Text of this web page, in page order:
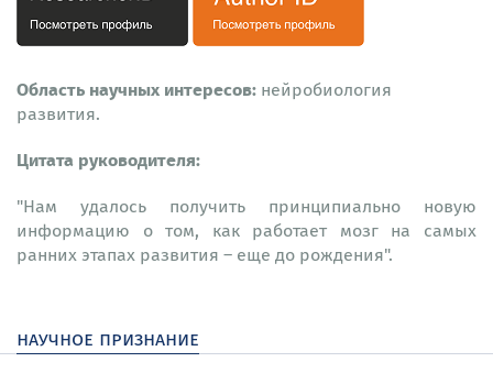
Область научных интересов: нейробиология
развития.
Цитата руководителя:
"Нам удалось получить принципиально новую
информацию о том, как работает мозг на самых
ранних этапах развития – еще до рождения".
научное признание